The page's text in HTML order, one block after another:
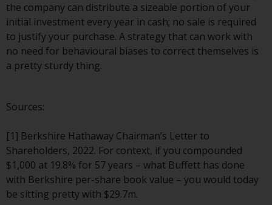
nicht den gleichen
regulatorischen Anforderungen
wie 40 Act Funds, einschließlich
der Anforderungen an
Investmentfonds, Anlegern
potenzielle Anleger sollten vor
einer Anlage in diese Fonds das
Angebotsprospekt und andere
zugehörige Fondsdokumente
konsultieren, um eine
the company can distribute a sizeable portion of your
initial investment every year in cash; no sale is required
to justify your purchase. A strategy that can work with
no need for behavioural biases to correct themselves is
a pretty sturdy thing.
Sources:
[1] Berkshire Hathaway Chairman’s Letter to
Shareholders, 2022. For context, if you compounded
$1,000 at 19.8% for 57 years – what Buffett has done
with Berkshire per-share book value – you would today
be sitting pretty with $29.7m.